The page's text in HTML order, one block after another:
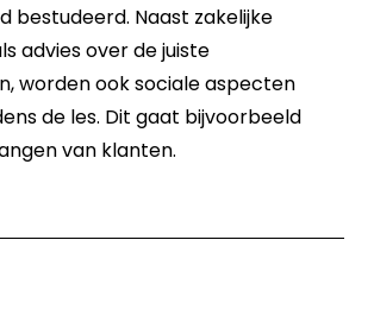
bestudeerd. Naast zakelijke
advies over de juiste
worden ook sociale aspecten
de les. Dit gaat bijvoorbeeld
van klanten.